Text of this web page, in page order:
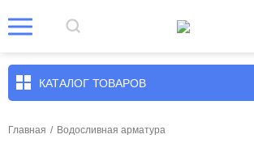
КАТАЛОГ ТОВАРОВ
Главная / Водосливная арматура